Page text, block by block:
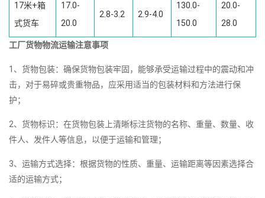
17米+箱
式货车
17.0-
20.0
2.8-3.2 2.9-4.0
130.0-
150.0
20.0-
28.0
工厂货物物流运输注意事项
1、货物包装：确保货物包装牢固，能够承受运输过程中的震动和冲
击，对于易碎或贵重物品，应采用适当的包装材料和方法进行保
护；
2、货物标识：在货物包装上清晰标注货物的名称、重量、数量、收
件人、发件人等信息，以便于运输和管理；
3、运输方式选择：根据货物的性质、重量、运输距离等因素选择合
适的运输方式；